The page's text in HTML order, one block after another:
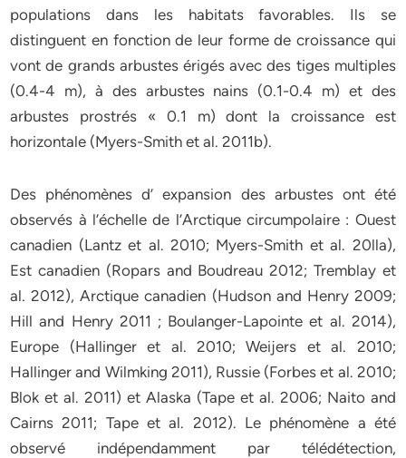
populations dans les habitats favorables. Ils se
distinguent en fonction de leur forme de croissance qui
vont de grands arbustes érigés avec des tiges multiples
(0.4-4 m), à des arbustes nains (0.1-0.4 m) et des
arbustes prostrés « 0.1 m) dont la croissance est
horizontale (Myers-Smith et al. 2011b).
Des phénomènes d’ expansion des arbustes ont été
observés à l’échelle de l’Arctique circumpolaire : Ouest
canadien (Lantz et al. 2010; Myers-Smith et al. 20lla),
Est canadien (Ropars and Boudreau 2012; Tremblay et
al. 2012), Arctique canadien (Hudson and Henry 2009;
Hill and Henry 2011 ; Boulanger-Lapointe et al. 2014),
Europe (Hallinger et al. 2010; Weijers et al. 2010;
Hallinger and Wilmking 2011), Russie (Forbes et al. 2010;
Blok et al. 2011) et Alaska (Tape et al. 2006; Naito and
Cairns 2011; Tape et al. 2012). Le phénomène a été
observé indépendamment par télédétection,